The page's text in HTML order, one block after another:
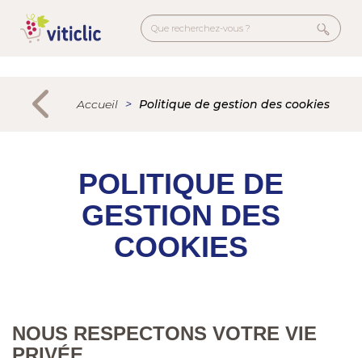
contenu
secondaire
Accueil Politique de gestion des cookies
POLITIQUE DE
GESTION DES
COOKIES
NOUS RESPECTONS VOTRE VIE